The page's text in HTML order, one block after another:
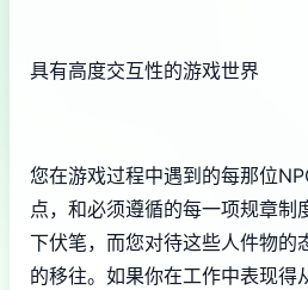
具有高度交互性的游戏世界
您在游戏过程中遇到的每那位
点，和必须遵循的每一项规章制
下伏笔，而您对待这些人件物的
的移往。如果你在工作中表现得